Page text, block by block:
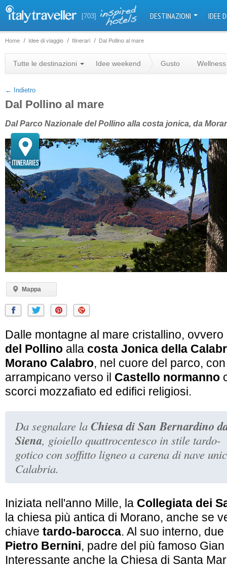
[703] DESTINAZIONI IDEE
Home Idee di viaggio Itinerari Dal Pollino al mare
Tutte le destinazioni Idee weekend Gusto Wellness
← Indietro
Dal Pollino al mare
Dal Parco Nazionale del Pollino alla costa jonica, da
Mappa
+
−
Dalle montagne al mare cristallino,
del Pollino alla costa Jonica della
Morano Calabro, nel cuore del parco,
arrampicano verso il Castello normanno
scorci mozzafiato ed edifici religiosi.
Da segnalare la Chiesa di San Bernardino
Siena, gioiello quattrocentesco in stile tardo-
gotico con soffitto ligneo a carena di nave
Calabria.
Iniziata nell'anno Mille, la Collegiata dei
la chiesa più antica di Morano, anche se
chiave tardo-barocca. Al suo interno, due
Pietro Bernini, padre del più famoso
Interessante anche la Chiesa di Santa